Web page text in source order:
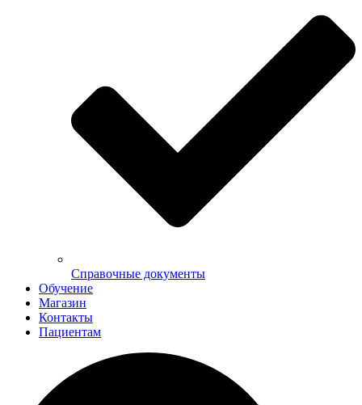
Справочные документы
Обучение
Магазин
Контакты
Пациентам